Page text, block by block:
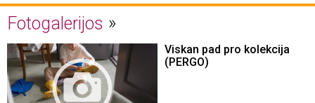
Fotogalerijos
Viskan pad pro kolekcija
(PERGO)